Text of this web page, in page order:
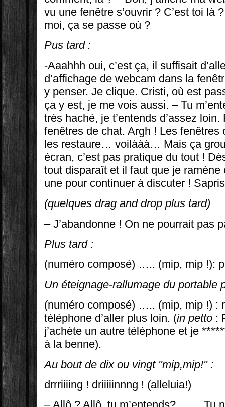
vu une fenêtre s’ouvrir ? C’est toi là
moi, ça se passe où ?
Pus tard :
-Aaahhh oui, c’est ça, il suffisait
d’affichage de webcam dans la
y penser. Je clique. Cristi, où est
ça y est, je me vois aussi. – Tu
très haché, je t’entends d’assez
fenêtres de chat. Argh ! Les fenêtres
les restaure… voilààà… Mais ça
écran, c’est pas pratique du tout !
tout disparaît et il faut que je ramène
une pour continuer à discuter !
(quelques drag and drop plus tard)
– J’abandonne ! On ne pourrait pas
Plus tard :
(numéro composé) ….. (mip, mip !):
Un éteignage-rallumage du portable
(numéro composé) ….. (mip, mip !) :
téléphone d’aller plus loin. (in petto :
j’achète un autre téléphone et je
à la benne).
Au bout de dix ou vingt "mip,mip!" :
drrriiiing ! driiiiinnng ! (alleluia!)